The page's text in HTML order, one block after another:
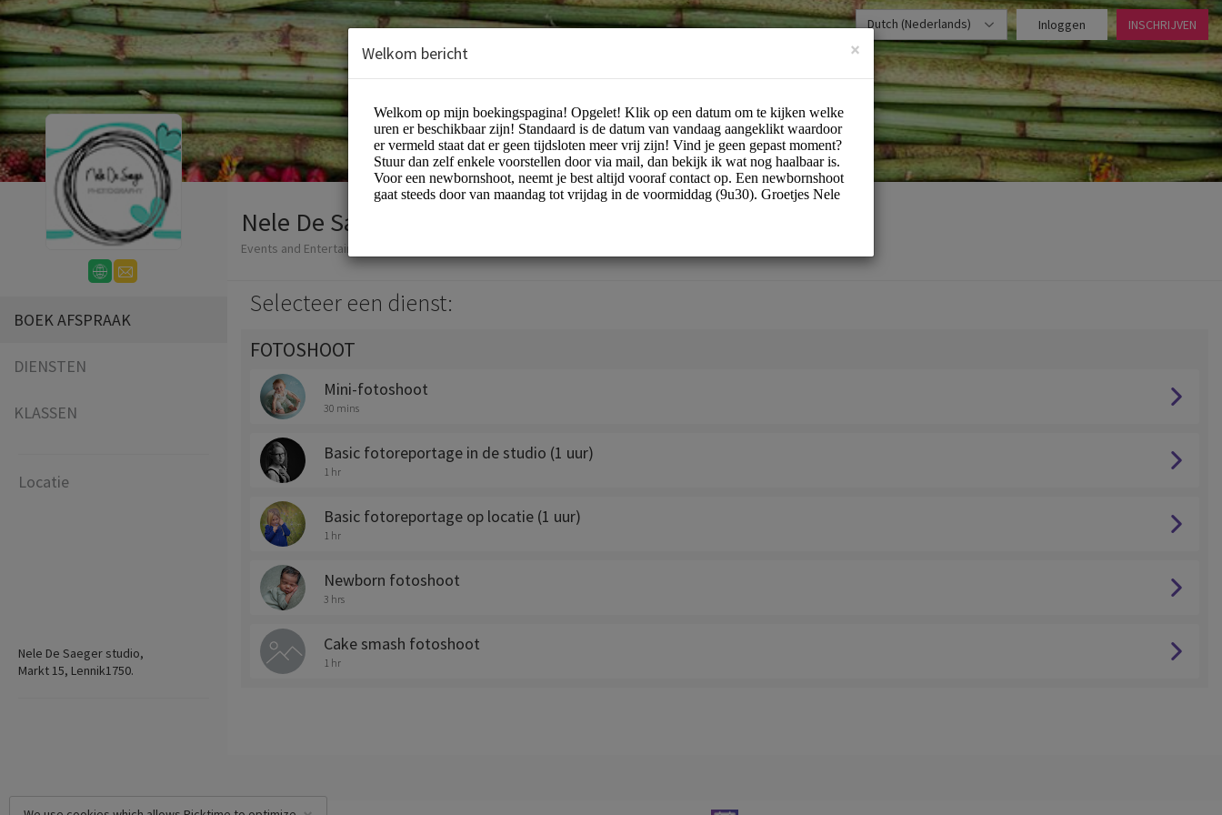
Dutch (Nederlands) Inloggen INSCHRIJVEN
BOEK AFSPRAAK
DIENSTEN
KLASSEN
Locatie
Nele De Saeger studio,
Markt 15, Lennik1750.
Nele De Saeger Photography
Events and Entertainment/Photographers
Selecteer een dienst:
FOTOSHOOT
Mini-fotoshoot
30 mins
Basic fotoreportage in de studio (1 uur)
1 hr
Basic fotoreportage op locatie (1 uur)
1 hr
Newborn fotoshoot
3 hrs
Cake smash fotoshoot
1 hr
×
Welkom bericht